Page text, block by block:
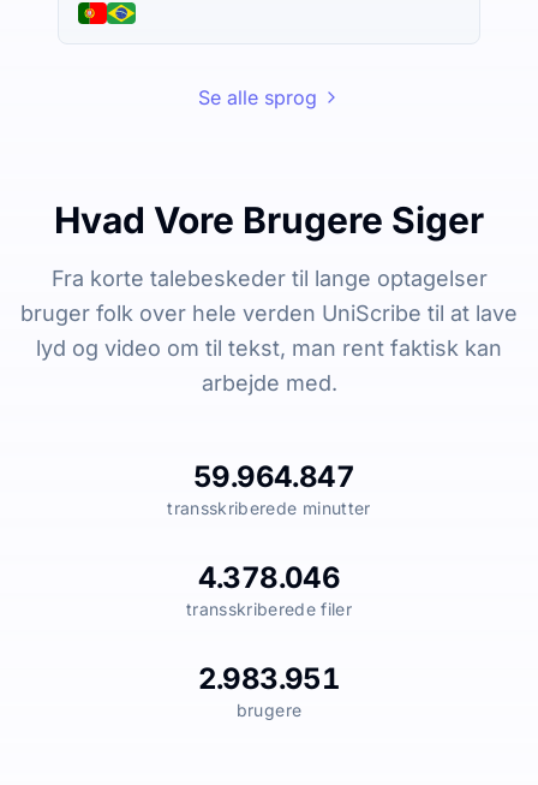
Se alle sprog
Hvad Vore Brugere Siger
Fra korte talebeskeder til lange optagelser
bruger folk over hele verden UniScribe til at lave
lyd og video om til tekst, man rent faktisk kan
arbejde med.
59.964.847
transskriberede minutter
4.378.046
transskriberede filer
2.983.951
brugere